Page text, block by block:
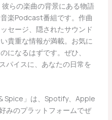
らの楽曲の背景にある物語
楽Podcast番組です。作曲
セージ、隠されたサウンド
貴重な情報が満載。お気に
になるはずです。ぜひ、
パイスに、あなたの日常を
Spice」は、Spotify、Apple
みのプラットフォームでぜ